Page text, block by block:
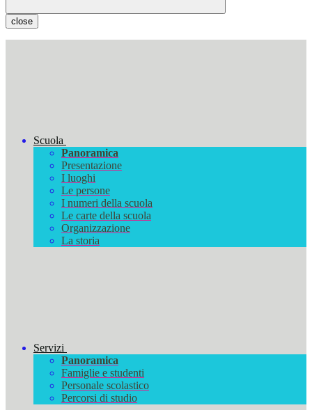
close
Scuola
Panoramica
Presentazione
I luoghi
Le persone
I numeri della scuola
Le carte della scuola
Organizzazione
La storia
Servizi
Panoramica
Famiglie e studenti
Personale scolastico
Percorsi di studio